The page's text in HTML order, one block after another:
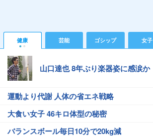
健康 芸能 ゴシップ 女子
山口達也 8年ぶり楽器姿に感涙か
運動より代謝 人体の省エネ戦略
大食い女子 46キロ体型の秘密
バランスボール毎日10分で20kg減